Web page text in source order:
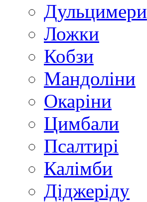
Дульцимери
Ложки
Кобзи
Мандоліни
Окаріни
Цимбали
Псалтирі
Калімби
Діджеріду